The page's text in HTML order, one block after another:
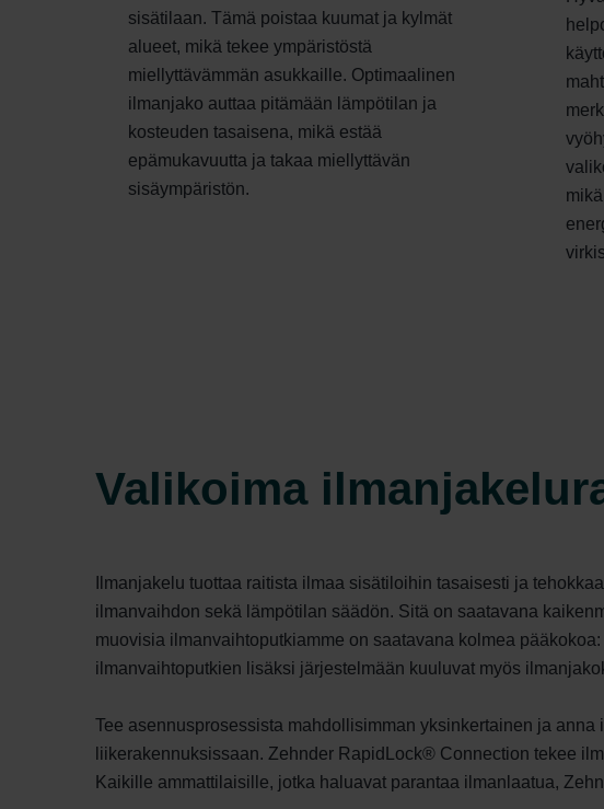
sisätilaan. Tämä poistaa kuumat ja kylmät
alueet, mikä tekee ympäristöstä
miellyttävämmän asukkaille. Optimaalinen
ilmanjako auttaa pitämään lämpötilan ja
kosteuden tasaisena, mikä estää
epämukavuutta ja takaa miellyttävän
sisäympäristön.
Valikoima
Ilmanjakelu tuottaa raitista ilmaa sisätiloihin tasaisesti ja
ilmanvaihdon sekä lämpötilan säädön. Sitä on saatavana
muovisia ilmanvaihtoputkiamme on saatavana kolmea
ilmanvaihtoputkien lisäksi järjestelmään kuuluvat myös
Tee asennusprosessista mahdollisimman yksinkertainen ja
liikerakennuksissaan. Zehnder RapidLock® Connection tekee
Kaikille ammattilaisille, jotka haluavat parantaa ilmanlaatua,